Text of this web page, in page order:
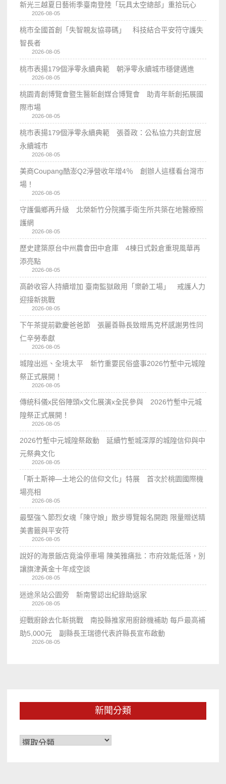
新光三越夏日藝術季臺南登陸「玩具太空總部」重拾玩心
2026-08-05
桃市全國首創「失智親友協尋碼」 科技結合平安符守護失
智長者
2026-08-05
桃市表揚179個淨零永續典範 朝淨零永續城市穩健邁進
2026-08-05
桃園青創博覽會暨生醫新創媒合博覽會 助青年新創拓展國
際市場
2026-08-05
桃市表揚179個淨零永續典範 張善政：公私協力共創宜居
永續城市
2026-08-05
美商Coupang酷澎Q2淨營收年增4％ 創辦人這樣看台灣市
場！
2026-08-05
守護偏鄉再升級 北榮新竹分院攜手衛生所共築在地醫療照
護網
2026-08-05
歷史建築原台中州農會田中倉庫 4棟日式穀倉重現風華再
添亮點
2026-08-05
高齡收容人持續增加 臺南監獄啟用「樂齡工場」 戒護人力
迎接新挑戰
2026-08-05
下午茶提前歡慶爸爸節 張麗善縣長致贈馬克杯感謝男性同
仁辛勞奉獻
2026-08-05
城隍出巡、全境太平 新竹重要民俗盛事2026竹塹中元城隍
祭正式展開！
2026-08-05
傳統科儀x民俗陣頭x文化展演x全民參與 2026竹塹中元城
隍祭正式展開！
2026-08-05
2026竹塹中元城隍祭啟動 延續竹塹城深厚的城隍信仰與中
元祭典文化
2026-08-05
「斯土斯神—土地公的信仰文化」特展 首次於桃園國際機
場亮相
2026-08-05
最堅強ㄟ節烈女魂「陳守娘」散步導覽報名開跑 限量贈送精
美書籤與平安符
2026-08-05
說好的海景飯店竟淪停車場 陳美雅痛批：市府效能低落，別
讓旗津黃金十年成空談
2026-08-05
迷途呆站公園旁 新南警認出紀錄助返家
2026-08-05
迎戰廚餘去化新挑戰 南投縣推家用廚餘機補助 每戶最高補
助5,000元 副縣長王瑞德代表許縣長宣布啟動
2026-08-05
新聞分類
新